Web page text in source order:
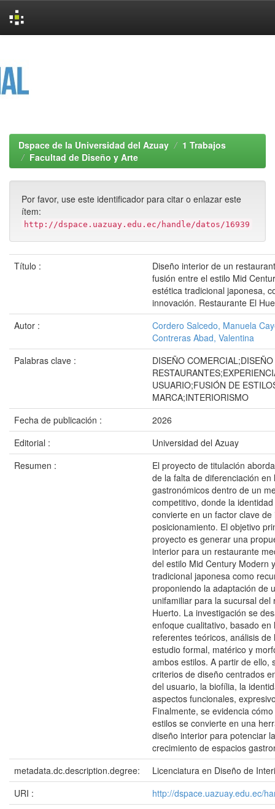
Dspace de la Universidad del Azuay
1 Trabajos
Facultad de Diseño y Arte
Por favor, use este identificador para citar o enlazar este
ítem:
http://dspace.uazuay.edu.ec/handle/datos/16939
Título :
Diseño interior de un
fusión entre el estilo Mid
estética tradicional japonesa,
innovación. Restaurante El
Autor :
Cordero Salcedo, Manuela
Contreras Abad, Valentina
Palabras clave :
DISEÑO
USUARIO;FUSIÓN DE
MARCA;INTERIORISMO
Fecha de publicación :
2026
Editorial :
Universidad del Azuay
Resumen :
El proyecto de titulación
de la falta de diferenciación en
gastronómicos dentro de un
competitivo, donde la
convierte en un factor clave de
posicionamiento. El objetivo
proyecto es generar una
interior para un restaurante
del estilo Mid Century Modern
tradicional japonesa como
proponiendo la adaptación de
unifamiliar para la sucursal del
Huerto. La investigación se
enfoque cualitativo, basado en
referentes teóricos, análisis de
estudio formal, matérico y
ambos estilos. A partir de ello,
criterios de diseño centrados
del usuario, la biofília, la
aspectos funcionales,
Finalmente, se evidencia
estilos se convierte en una
diseño interior para potenciar
crecimiento de espacios
metadata.dc.description.degree:
Licenciatura en Diseño de
URI :
http://dspace.uazuay.edu.ec/